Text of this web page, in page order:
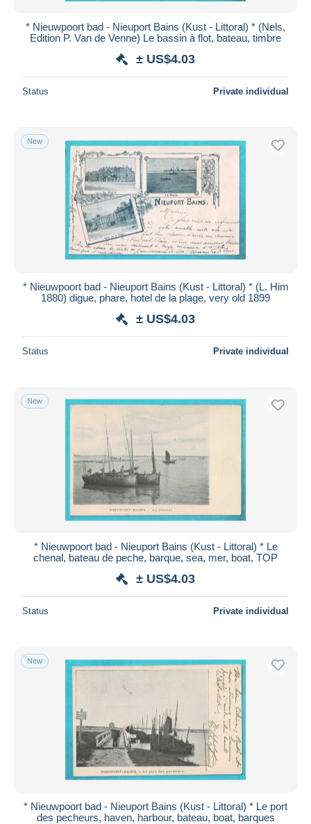
* Nieuwpoort bad - Nieuport Bains (Kust - Littoral) * (Nels,
Edition P. Van de Venne) Le bassin à flot, bateau, timbre
± US$4.03
Status Private individual
New
* Nieuwpoort bad - Nieuport Bains (Kust - Littoral) * (L. Him
1880) digue, phare, hotel de la plage, very old 1899
± US$4.03
Status Private individual
New
* Nieuwpoort bad - Nieuport Bains (Kust - Littoral) * Le
chenal, bateau de peche, barque, sea, mer, boat, TOP
± US$4.03
Status Private individual
New
* Nieuwpoort bad - Nieuport Bains (Kust - Littoral) * Le port
des pecheurs, haven, harbour, bateau, boat, barques